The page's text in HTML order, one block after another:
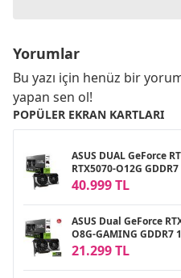
Yorumlar
Bu yazı için henüz bir
yapan sen ol!
POPÜLER EKRAN KARTLARI
ASUS DUAL GeForce
RTX5070-O12G
40.999 TL
ASUS Dual GeForce
O8G-GAMING GDDR7
21.299 TL